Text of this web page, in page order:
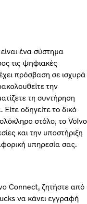
ένα σύστημα
τις ψηφιακές
πρόσβαση σε ισχυρά
την
τη συντήρηση
οδηγείτε το δικό
στόλο, το Volvo
και την υποστήριξη
υπηρεσία σας.
Connect, ζητήστε από
να κάνει εγγραφή